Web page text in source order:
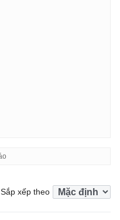
Sắp xếp theo